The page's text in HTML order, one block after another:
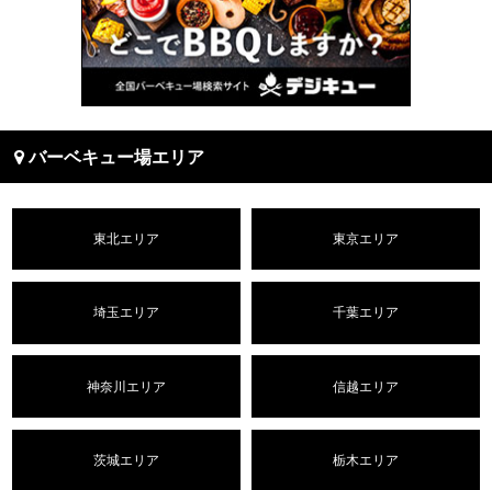
バーベキュー場エリア
東北エリア 東京エリア
埼玉エリア 千葉エリア
神奈川エリア 信越エリア
茨城エリア 栃木エリア